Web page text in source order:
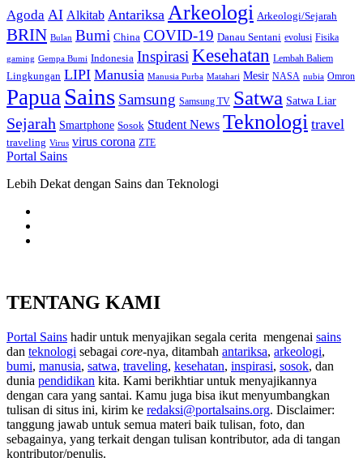
Agoda AI Alkitab Antariksa Arkeologi Arkeologi/Sejarah
BRIN Bulan Bumi China COVID-19 Danau Sentani evolusi Fisika
gaming Gempa Bumi Indonesia InspirasiKesehatan Lembah Baliem
Lingkungan LIPI Manusia Manusia Purba Matahari Mesir NASA nubia Omron
Papua Sains Samsung Samsung TV Satwa Satwa Liar
Sejarah Smartphone Sosok Student News Teknologi travel
traveling Virus virus corona ZTE
Portal Sains
Lebih Dekat dengan Sains dan Teknologi
TENTANG KAMI
Portal Sains hadir untuk menyajikan segala cerita mengenai sains
dan teknologi sebagai core-nya, ditambah antariksa, arkeologi,
bumi, manusia, satwa, traveling, kesehatan, inspirasi, sosok, dan
dunia pendidikan kita. Kami berikhtiar untuk menyajikannya
dengan cara yang santai. Kamu juga bisa ikut menyumbangkan
tulisan di situs ini, kirim ke redaksi@portalsains.org. Disclaimer:
tanggung jawab untuk semua materi baik tulisan, foto, dan
sebagainya, yang terkait dengan tulisan kontributor, ada di tangan
kontributor/penulis.